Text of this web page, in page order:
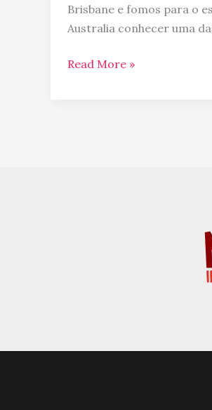
Brisbane e fomos para o
Australia conhecer uma
Read More »